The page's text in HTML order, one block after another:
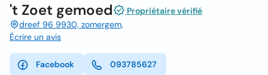
't Zoet gemoed
Propriétaire vérifié
dreef 96 9930, zomergem,
Écrire un avis
Facebook 093785627